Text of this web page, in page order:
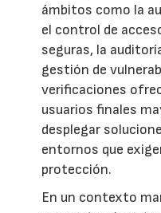
ámbitos como la
el control de
seguras, la
gestión de
verificaciones
usuarios finales
desplegar
entornos que
protección.
En un contexto